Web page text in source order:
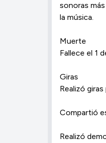
sonoras
la música.
Muerte
Fallece el 1
Giras
Realizó
Compartió
Realizó